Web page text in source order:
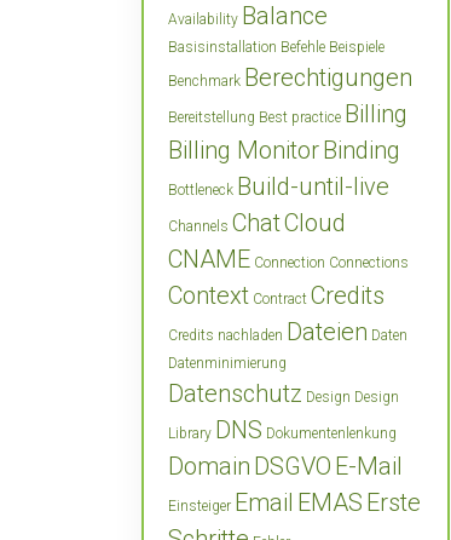
Availability Balance
Basisinstallation Befehle Beispiele
Benchmark Berechtigungen
Bereitstellung Best practice Billing
Billing MonitorBinding
Bottleneck Build-until-live
Channels ChatCloud
CNAME Connection Connections
Context Contract Credits
Credits nachladen Dateien Daten
Datenminimierung
Datenschutz Design Design
Library DNS Dokumentenlenkung
Domain DSGVO E-Mail
Einsteiger Email EMAS Erste